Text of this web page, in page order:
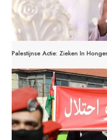
Palestijnse Actie: Zieken In